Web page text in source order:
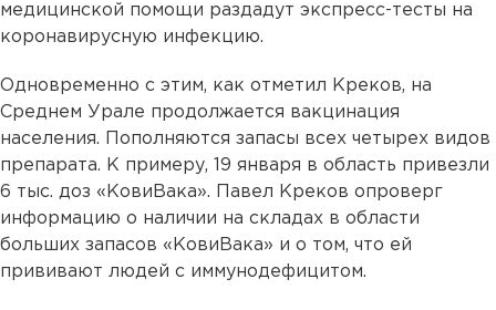
медицинской помощи раздадут экспресс-тесты на
коронавирусную инфекцию.
Одновременно с этим, как отметил Креков, на
Среднем Урале продолжается вакцинация
населения. Пополняются запасы всех четырех видов
препарата. К примеру, 19 января в область привезли
6 тыс. доз «КовиВака». Павел Креков опроверг
информацию о наличии на складах в области
больших запасов «КовиВака» и о том, что ей
прививают людей с иммунодефицитом.